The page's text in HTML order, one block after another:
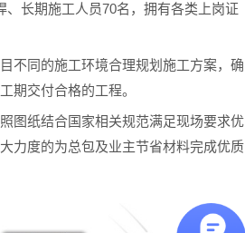
、长期施工人员70名，拥有各类上岗证
不同的施工环境合理规划施工方案，确
期交付合格的工程。
图纸结合国家相关规范满足现场要求优
力度的为总包及业主节省材料完成优质